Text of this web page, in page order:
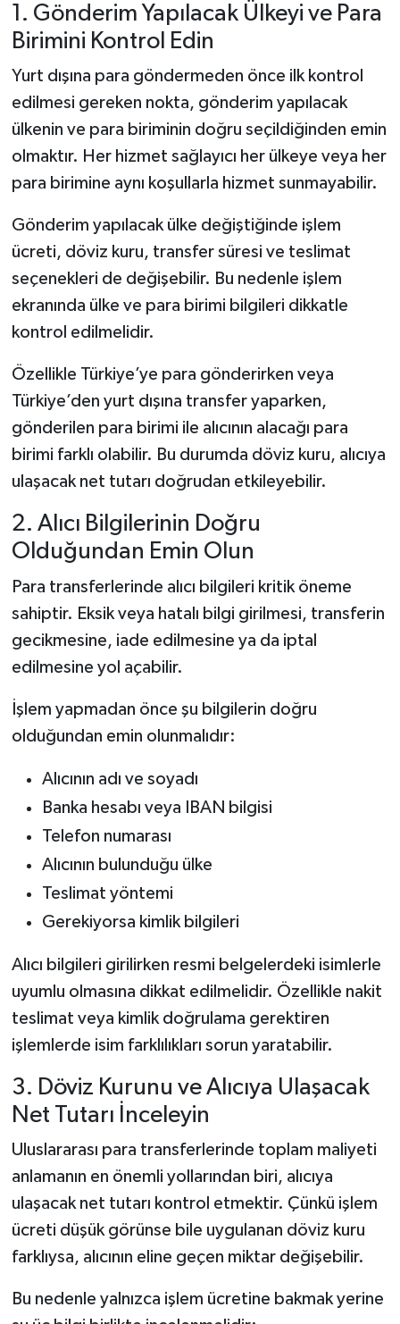
1. Gönderim Yapılacak Ülkeyi ve Para
Birimini Kontrol Edin
Yurt dışına para göndermeden önce ilk kontrol
edilmesi gereken nokta, gönderim yapılacak
ülkenin ve para biriminin doğru seçildiğinden emin
olmaktır. Her hizmet sağlayıcı her ülkeye veya her
para birimine aynı koşullarla hizmet sunmayabilir.
Gönderim yapılacak ülke değiştiğinde işlem
ücreti, döviz kuru, transfer süresi ve teslimat
seçenekleri de değişebilir. Bu nedenle işlem
ekranında ülke ve para birimi bilgileri dikkatle
kontrol edilmelidir.
Özellikle Türkiye’ye para gönderirken veya
Türkiye’den yurt dışına transfer yaparken,
gönderilen para birimi ile alıcının alacağı para
birimi farklı olabilir. Bu durumda döviz kuru, alıcıya
ulaşacak net tutarı doğrudan etkileyebilir.
2. Alıcı Bilgilerinin Doğru
Olduğundan Emin Olun
Para transferlerinde alıcı bilgileri kritik öneme
sahiptir. Eksik veya hatalı bilgi girilmesi, transferin
gecikmesine, iade edilmesine ya da iptal
edilmesine yol açabilir.
İşlem yapmadan önce şu bilgilerin doğru
olduğundan emin olunmalıdır:
Alıcının adı ve soyadı
Banka hesabı veya IBAN bilgisi
Telefon numarası
Alıcının bulunduğu ülke
Teslimat yöntemi
Gerekiyorsa kimlik bilgileri
Alıcı bilgileri girilirken resmi belgelerdeki isimlerle
uyumlu olmasına dikkat edilmelidir. Özellikle nakit
teslimat veya kimlik doğrulama gerektiren
işlemlerde isim farklılıkları sorun yaratabilir.
3. Döviz Kurunu ve Alıcıya Ulaşacak
Net Tutarı İnceleyin
Uluslararası para transferlerinde toplam maliyeti
anlamanın en önemli yollarından biri, alıcıya
ulaşacak net tutarı kontrol etmektir. Çünkü işlem
ücreti düşük görünse bile uygulanan döviz kuru
farklıysa, alıcının eline geçen miktar değişebilir.
Bu nedenle yalnızca işlem ücretine bakmak yerine